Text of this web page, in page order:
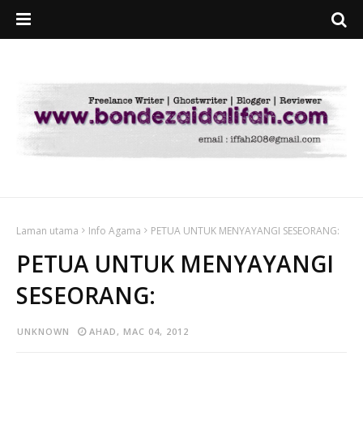
Laman utama Info Agama PETUA UNTUK MENYAYANGI SESEORANG:
PETUA UNTUK MENYAYANGI
SESEORANG:
UNKNOWN AHAD, MAC 04, 2012